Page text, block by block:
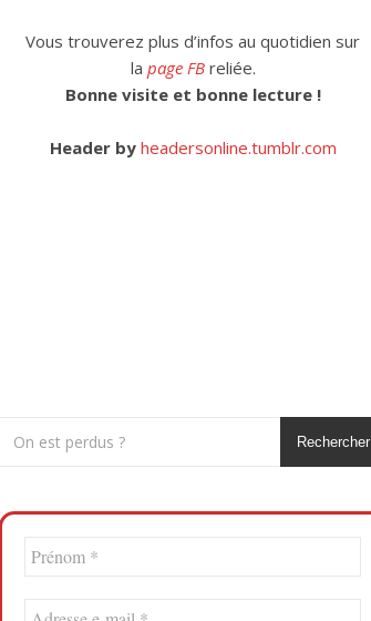
Vous trouverez plus d’infos au quotidien sur
la page FBreliée.
Bonne visite et bonne lecture !
Header by headersonline.tumblr.com
Rechercher